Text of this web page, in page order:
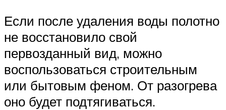
Если после удаления воды полотно
не восстановило свой
первозданный вид, можно
воспользоваться строительным
или бытовым феном. От разогрева
оно будет подтягиваться.